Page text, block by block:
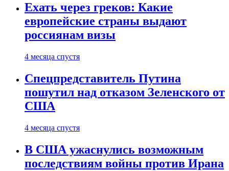
Ехать через греков: Какие
европейские страны выдают
россиянам визы
4 месяца спустя
Спецпредставитель Путина
пошутил над отказом Зеленского от
США
4 месяца спустя
В США ужаснулись возможным
последствиям войны против Ирана